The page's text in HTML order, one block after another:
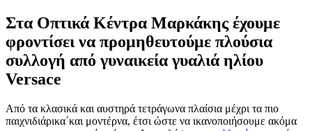
Στα Οπτικά Κέντρα Μαρκάκης έχουμε
φροντίσει να προμηθευτούμε πλούσια
συλλογή από γυναικεία γυαλιά ηλίου
Versace
Από τα κλασικά και αυστηρά τετράγωνα πλαίσια μέχρι τα πιο
παιχνιδιάρικα΄και μοντέρνα, έτσι ώστε να ικανοποιήσουμε ακόμα